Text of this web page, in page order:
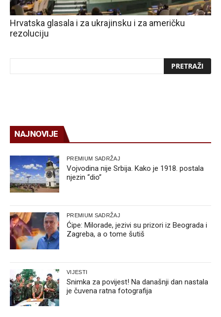
Hrvatska glasala i za ukrajinsku i za američku
rezoluciju
NAJNOVIJE
PREMIUM SADRŽAJ
Vojvodina nije Srbija. Kako je 1918. postala
njezin “dio”
PREMIUM SADRŽAJ
Ćipe: Milorade, jezivi su prizori iz Beograda i
Zagreba, a o tome šutiš
VIJESTI
Snimka za povijest! Na današnji dan nastala
je čuvena ratna fotografija